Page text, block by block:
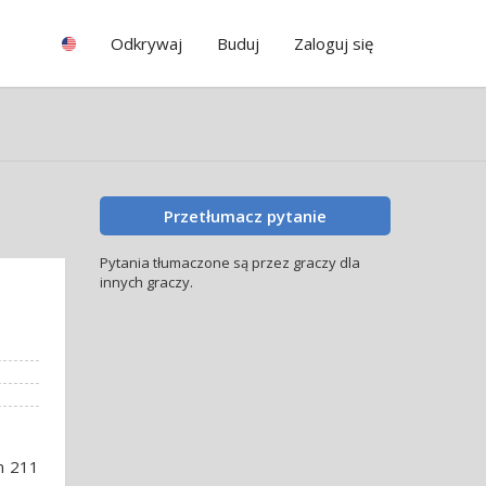
Odkrywaj Buduj Zaloguj się
Przetłumacz pytanie
Pytania tłumaczone są przez graczy dla
innych graczy.
211